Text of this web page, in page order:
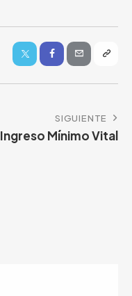
SIGUIENTE
Ingreso Mínimo Vital